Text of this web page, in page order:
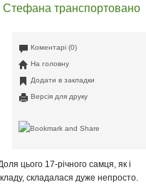
Стефана транспортовано
Коментарі (0)
На головну
Додати в закладки
Версія для друку
цього 17-річного самця, як і
складалася дуже непросто.